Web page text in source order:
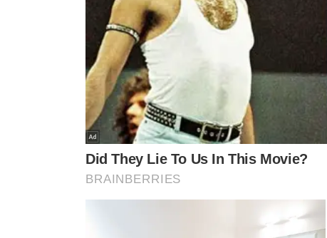
GRIPE COMUM ALERTA CASOS AUMENTANDO